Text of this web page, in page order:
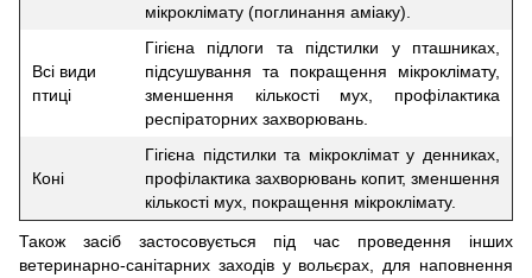
мікроклімату (поглинання аміаку).
Всі види
птиці
Гігієна підлоги та підстилки у пташниках,
підсушування та покращення мікроклімату,
зменшення кількості мух, профілактика
респіраторних захворювань.
Коні
Гігієна підстилки та мікроклімат у денниках,
профілактика захворювань копит, зменшення
кількості мух, покращення мікроклімату.
Також засіб застосовується під час проведення інших
ветеринарно-санітарних заходів у вольєрах, для наповнення